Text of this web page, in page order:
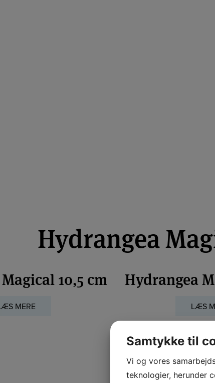
Hydrangea
10,5 cm
MERE
Hydrangea
LÆS
Samtykke til
Vi og vores
teknologier, herunder